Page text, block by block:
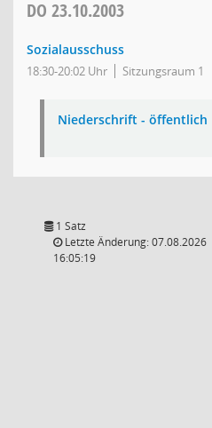
DO 23.10.2003
Sozialausschuss
18:30-20:02 Uhr Sitzungsraum 1
Niederschrift - öffentlich
1 Satz
Letzte Änderung: 07.08.2026
16:05:19